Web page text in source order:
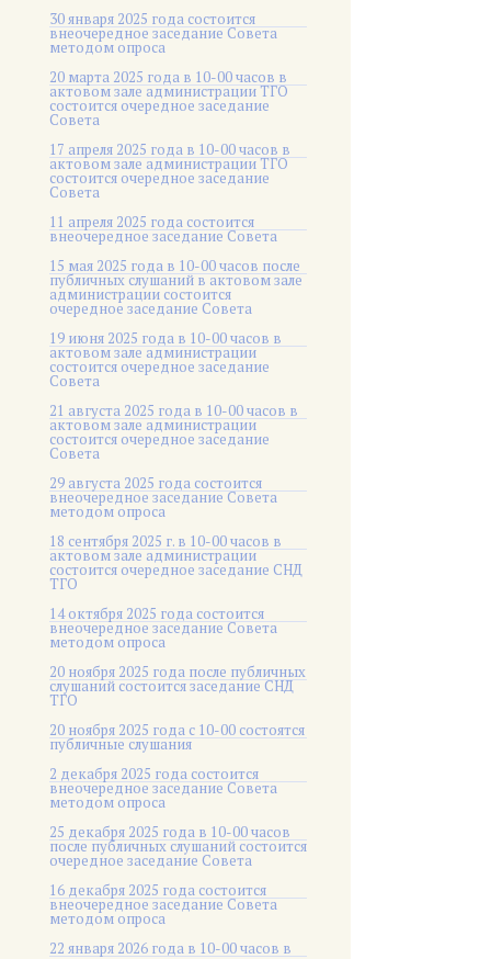
30 января 2025 года состоится
внеочередное заседание Совета
методом опроса
20 марта 2025 года в 10-00 часов в
актовом зале администрации ТГО
состоится очередное заседание
Совета
17 апреля 2025 года в 10-00 часов в
актовом зале администрации ТГО
состоится очередное заседание
Совета
11 апреля 2025 года состоится
внеочередное заседание Совета
15 мая 2025 года в 10-00 часов после
публичных слушаний в актовом зале
администрации состоится
очередное заседание Совета
19 июня 2025 года в 10-00 часов в
актовом зале администрации
состоится очередное заседание
Совета
21 августа 2025 года в 10-00 часов в
актовом зале администрации
состоится очередное заседание
Совета
29 августа 2025 года состоится
внеочередное заседание Совета
методом опроса
18 сентября 2025 г. в 10-00 часов в
актовом зале администрации
состоится очередное заседание СНД
ТГО
14 октября 2025 года состоится
внеочередное заседание Совета
методом опроса
20 ноября 2025 года после публичных
слушаний состоится заседание СНД
ТГО
20 ноября 2025 года c 10-00 состоятся
публичные слушания
2 декабря 2025 года состоится
внеочередное заседание Совета
методом опроса
25 декабря 2025 года в 10-00 часов
после публичных слушаний состоится
очередное заседание Совета
16 декабря 2025 года состоится
внеочередное заседание Совета
методом опроса
22 января 2026 года в 10-00 часов в